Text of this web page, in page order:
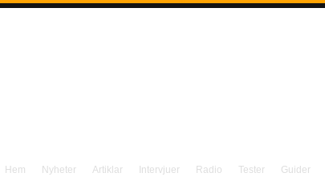
Hem Nyheter Artiklar Intervjuer Radio Tester Guider